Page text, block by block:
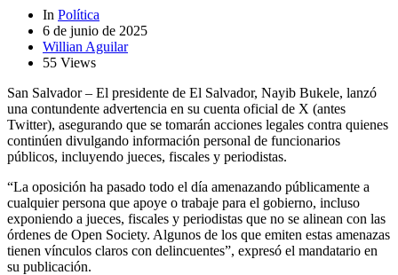
In Política
6 de junio de 2025
Willian Aguilar
55 Views
San Salvador – El presidente de El Salvador, Nayib Bukele, lanzó
una contundente advertencia en su cuenta oficial de X (antes
Twitter), asegurando que se tomarán acciones legales contra quienes
continúen divulgando información personal de funcionarios
públicos, incluyendo jueces, fiscales y periodistas.
“La oposición ha pasado todo el día amenazando públicamente a
cualquier persona que apoye o trabaje para el gobierno, incluso
exponiendo a jueces, fiscales y periodistas que no se alinean con las
órdenes de Open Society. Algunos de los que emiten estas amenazas
tienen vínculos claros con delincuentes”, expresó el mandatario en
su publicación.